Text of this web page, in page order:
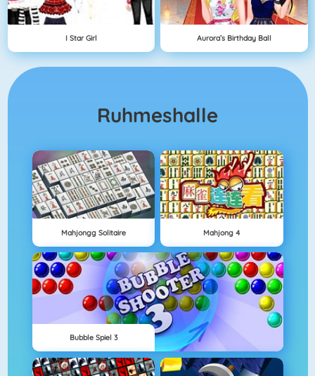
I Star Girl Aurora’s Birthday Ball
Ruhmeshalle
Mahjongg Solitaire Mahjong 4
Bubble Spiel 3